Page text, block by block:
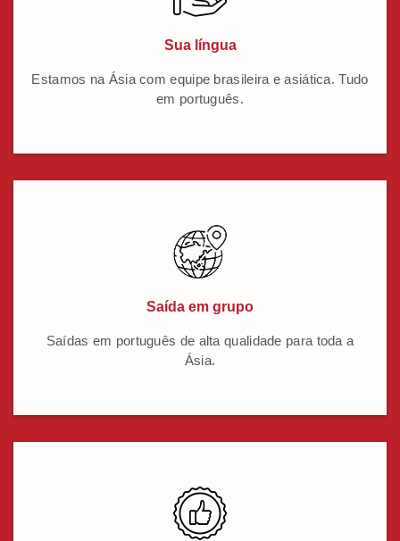
Sua língua
Estamos na Ásia com equipe brasileira e asiática. Tudo
em português.
Saída em grupo
Saídas em português de alta qualidade para toda a
Ásia.